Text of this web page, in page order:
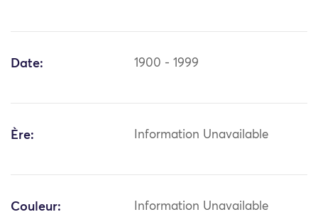
Date: 1900 - 1999
Ère: Information Unavailable
Couleur: Information Unavailable